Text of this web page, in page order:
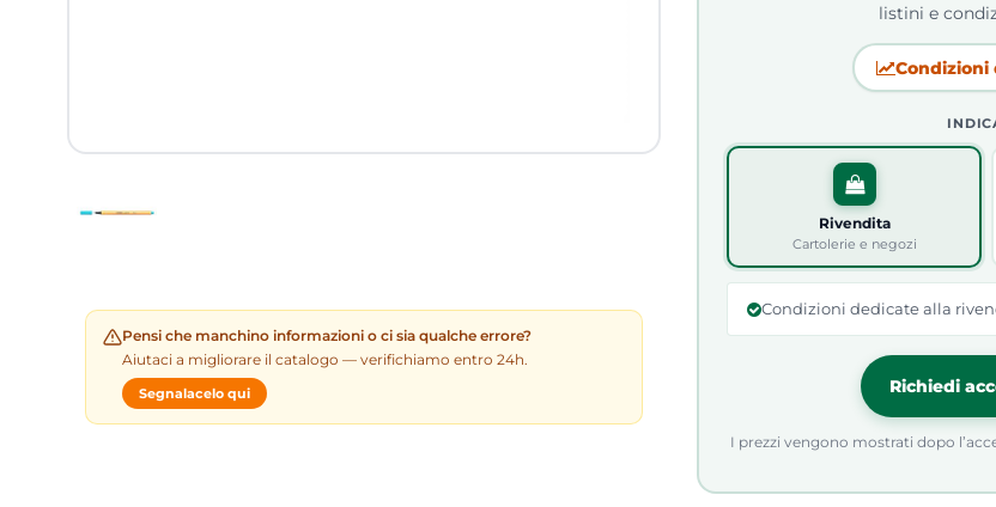
Pensi che manchino informazioni o ci sia qualche errore?
Aiutaci a migliorare il catalogo — verifichiamo entro 24h.
Segnalacelo qui
listini e
Condizioni
Rivendita
Cartolerie e negozi
Condizioni dedicate alla
Richiedi
I prezzi vengono mostrati dopo